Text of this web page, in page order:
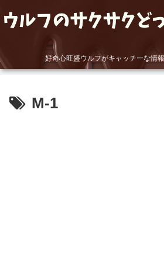
好奇心旺盛ウルフがキャッチーな情
M-1